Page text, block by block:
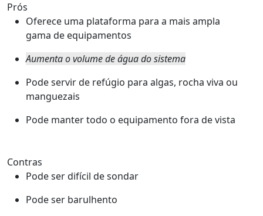
Prós
Oferece uma plataforma para a mais ampla
gama de equipamentos
Aumenta o volume de água do sistema
Pode servir de refúgio para algas, rocha viva ou
manguezais
Pode manter todo o equipamento fora de vista
Contras
Pode ser difícil de sondar
Pode ser barulhento